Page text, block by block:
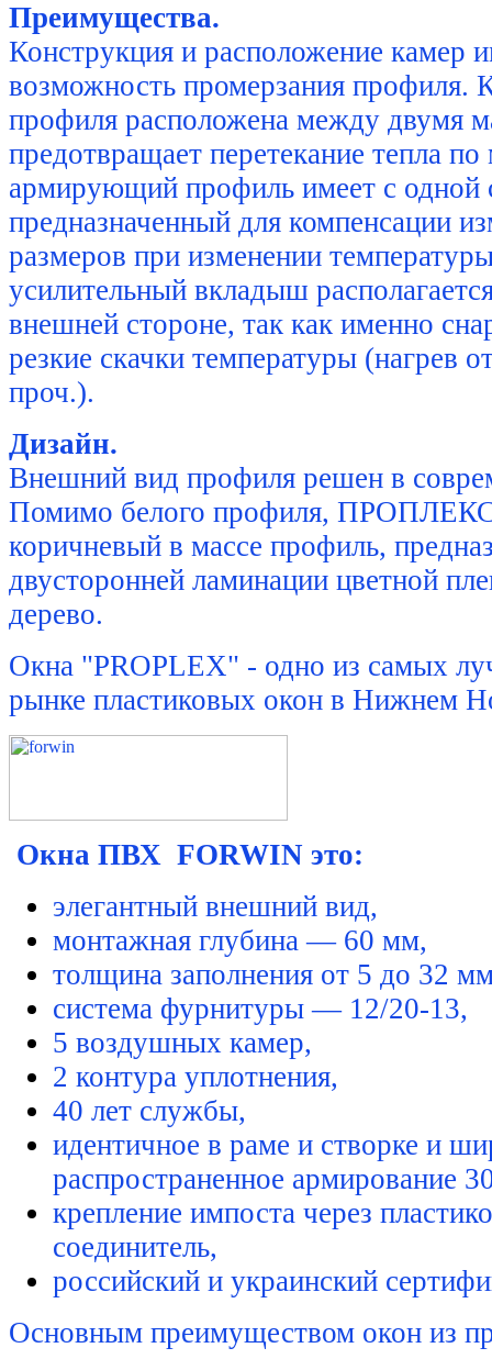
Преимущества.
Конструкция и расположение камер
возможность промерзания профиля.
профиля расположена между двумя
предотвращает перетекание тепла
армирующий профиль имеет с одной
предназначенный для компенсации
размеров при изменении
усилительный вкладыш
внешней стороне, так как именно
резкие скачки температуры (нагрев
проч.).
Дизайн.
Внешний вид профиля решен в
Помимо белого профиля, ПРОПЛЕКС
коричневый в массе профиль,
двусторонней ламинации цветной
дерево.
Окна "PROPLEX" - одно из самых
рынке пластиковых окон в Нижнем
Окна ПВХ FORWIN это:
элегантный внешний вид,
монтажная глубина — 60 мм,
толщина заполнения от 5 до 32
система фурнитуры — 12/20-13,
5 воздушных камер,
2 контура уплотнения,
40 лет службы,
идентичное в раме и створке и
распространенное армирование
крепление импоста через
соединитель,
российский и украинский
Основным преимуществом окон из